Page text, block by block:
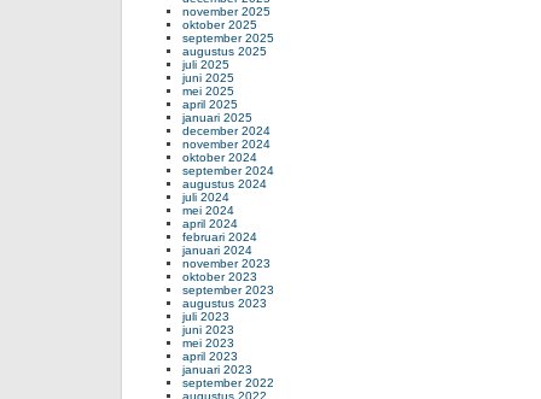
november 2025
oktober 2025
september 2025
augustus 2025
juli 2025
juni 2025
mei 2025
april 2025
januari 2025
december 2024
november 2024
oktober 2024
september 2024
augustus 2024
juli 2024
mei 2024
april 2024
februari 2024
januari 2024
november 2023
oktober 2023
september 2023
augustus 2023
juli 2023
juni 2023
mei 2023
april 2023
januari 2023
september 2022
augustus 2022